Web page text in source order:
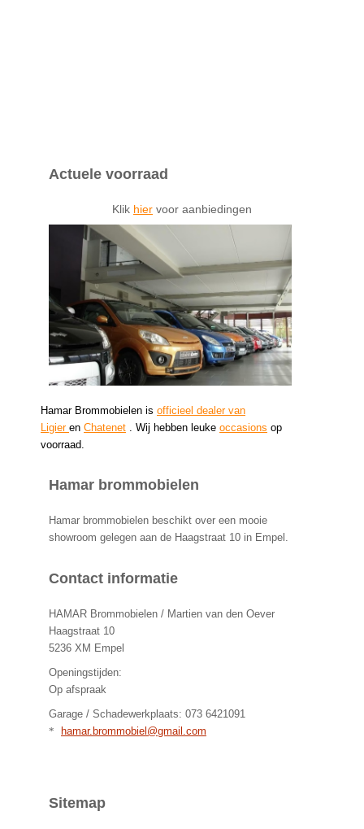
Actuele voorraad
Klik hier voor aanbiedingen
Hamar Brommobielen is officieel dealer van
Ligier en Chatenet . Wij hebben leuke occasions op
voorraad.
Hamar brommobielen
Hamar brommobielen beschikt over een mooie
showroom gelegen aan de Haagstraat 10 in Empel.
Contact informatie
HAMAR Brommobielen / Martien van den Oever
Haagstraat 10
5236 XM Empel
Openingstijden:
Op afspraak
Garage / Schadewerkplaats: 073 6421091
*
Sitemap